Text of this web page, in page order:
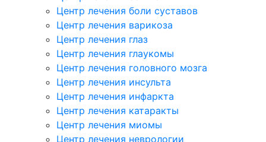
Центр лечения боли суставов
Центр лечения варикоза
Центр лечения глаз
Центр лечения глаукомы
Центр лечения головного мозга
Центр лечения инсульта
Центр лечения инфаркта
Центр лечения катаракты
Центр лечения миомы
Центр лечения неврологии